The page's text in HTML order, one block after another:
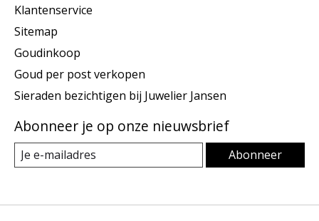
Klantenservice
Sitemap
Goudinkoop
Goud per post verkopen
Sieraden bezichtigen bij Juwelier Jansen
Abonneer je op onze nieuwsbrief
Abonneer